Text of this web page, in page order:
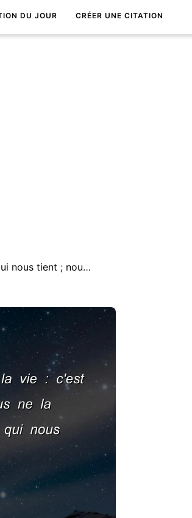
DU JOUR CRÉER UNE CITATION
Nous ne tenons jamais la vie : c'est elle qui nous tient ; nous ne la quittons pas : c'est elle qui nous lÃ¢che.